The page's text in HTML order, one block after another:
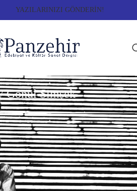
YAZILARINIZI GÖNDERİN!
Şimşek